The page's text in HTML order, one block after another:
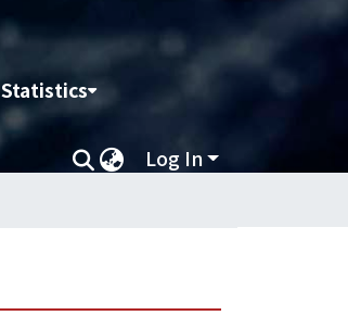
Statistics
Log In